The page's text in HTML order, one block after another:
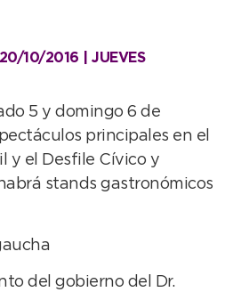
20/10/2016 | JUEVES
5 y domingo 6 de
principales en el
y el Desfile Cívico y
stands gastronómicos
del gobierno del Dr.